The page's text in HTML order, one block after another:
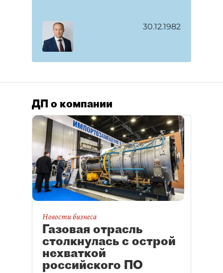
30.12.1982
ДП о компании
Новости бизнеса
Газовая отрасль
столкнулась с острой
нехваткой
российского ПО